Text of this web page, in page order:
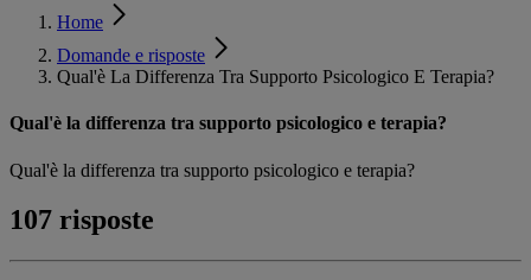
Home
Domande e risposte
Qual'è La Differenza Tra Supporto Psicologico E Terapia?
Qual'è la differenza tra supporto psicologico e terapia?
Qual'è la differenza tra supporto psicologico e terapia?
107 risposte